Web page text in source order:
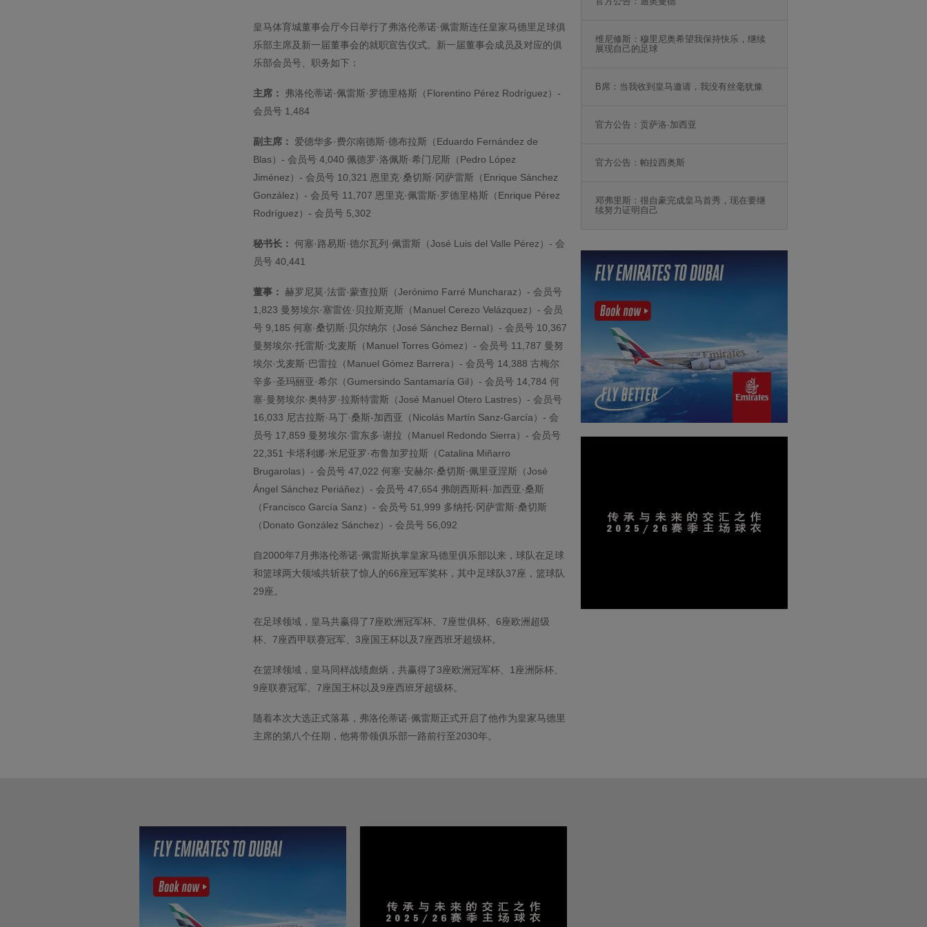
皇马体育城董事会厅今日举行了弗洛伦蒂诺·佩雷斯连任皇家马德里足球俱
乐部主席及新一届董事会的就职宣告仪式。新一届董事会成员及对应的俱
乐部会员号、职务如下：
主席：
弗洛伦蒂诺·佩雷斯·罗德里格斯（Florentino Pérez Rodríguez）-
会员号 1,484
副主席：
爱德华多·费尔南德斯·德布拉斯（Eduardo Fernández de
Blas）- 会员号 4,040 佩德罗·洛佩斯·希门尼斯（Pedro López
Jiménez）- 会员号 10,321 恩里克·桑切斯·冈萨雷斯（Enrique Sánchez
González）- 会员号 11,707 恩里克·佩雷斯·罗德里格斯（Enrique Pérez
Rodríguez）- 会员号 5,302
秘书长： 何塞·路易斯·德尔瓦列·佩雷斯（José Luis del Valle Pérez）- 会
员号 40,441
董事： 赫罗尼莫·法雷·蒙查拉斯（Jerónimo Farré Muncharaz）- 会员号
1,823 曼努埃尔·塞雷佐·贝拉斯克斯（Manuel Cerezo Velázquez）- 会员
号 9,185 何塞·桑切斯·贝尔纳尔（José Sánchez Bernal）- 会员号 10,367
曼努埃尔·托雷斯·戈麦斯（Manuel Torres Gómez）- 会员号 11,787 曼努
埃尔·戈麦斯·巴雷拉（Manuel Gómez Barrera）- 会员号 14,388 古梅尔
辛多·圣玛丽亚·希尔（Gumersindo Santamaría Gil）- 会员号 14,784 何
塞·曼努埃尔·奥特罗·拉斯特雷斯（José Manuel Otero Lastres）- 会员号
16,033 尼古拉斯·马丁·桑斯-加西亚（Nicolás Martín Sanz-García）- 会
员号 17,859 曼努埃尔·雷东多·谢拉（Manuel Redondo Sierra）- 会员号
22,351 卡塔利娜·米尼亚罗·布鲁加罗拉斯（Catalina Miñarro
Brugarolas）- 会员号 47,022 何塞·安赫尔·桑切斯·佩里亚涅斯（José
Ángel Sánchez Periáñez）- 会员号 47,654 弗朗西斯科·加西亚·桑斯
（Francisco García Sanz）- 会员号 51,999 多纳托·冈萨雷斯·桑切斯
（Donato González Sánchez）- 会员号 56,092
自2000年7月弗洛伦蒂诺·佩雷斯执掌皇家马德里俱乐部以来，球队在足球
和篮球两大领域共斩获了惊人的66座冠军奖杯，其中足球队37座，篮球队
29座。
在足球领域，皇马共赢得了7座欧洲冠军杯、7座世俱杯、6座欧洲超级
杯、7座西甲联赛冠军、3座国王杯以及7座西班牙超级杯。
在篮球领域，皇马同样战绩彪炳，共赢得了3座欧洲冠军杯、1座洲际杯、
9座联赛冠军、7座国王杯以及9座西班牙超级杯。
随着本次大选正式落幕，弗洛伦蒂诺·佩雷斯正式开启了他作为皇家马德里
主席的第八个任期，他将带领俱乐部一路前行至2030年。
维尼修斯：穆里尼奥希望我保持快乐，继续
展现自己的足球
B席：当我收到皇马邀请，我没有丝毫犹豫
官方公告：贡萨洛·加西亚
官方公告：帕拉西奥斯
邓弗里斯：很自豪完成皇马首秀，现在要继
续努力证明自己